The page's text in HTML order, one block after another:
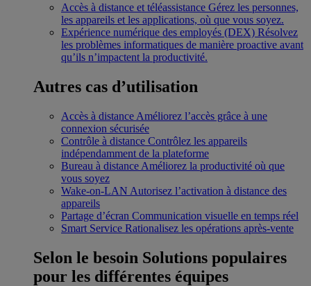
Accès à distance et téléassistance Gérez les personnes,
les appareils et les applications, où que vous soyez.
Expérience numérique des employés (DEX) Résolvez
les problèmes informatiques de manière proactive avant
qu’ils n’impactent la productivité.
Autres cas d’utilisation
Accès à distance Améliorez l’accès grâce à une
connexion sécurisée
Contrôle à distance Contrôlez les appareils
indépendamment de la plateforme
Bureau à distance Améliorez la productivité où que
vous soyez
Wake-on-LAN Autorisez l’activation à distance des
appareils
Partage d’écran Communication visuelle en temps réel
Smart Service Rationalisez les opérations après-vente
Selon le besoin Solutions populaires
pour les différentes équipes